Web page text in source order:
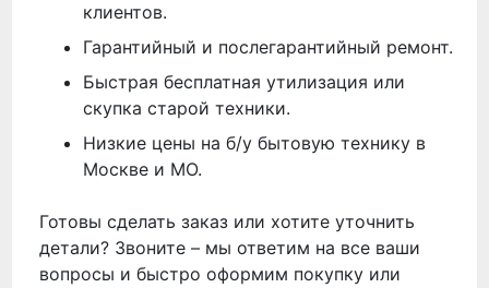
клиентов.
Гарантийный и послегарантийный ремонт.
Быстрая бесплатная утилизация или
скупка старой техники.
Низкие цены на б/у бытовую технику в
Москве и МО.
Готовы сделать заказ или хотите уточнить
детали? Звоните – мы ответим на все ваши
вопросы и быстро оформим покупку или